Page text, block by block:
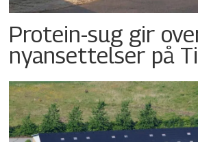
Protein-sug gir
nyansettelser på